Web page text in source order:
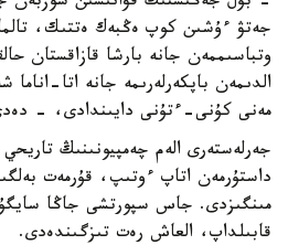
جەتۋ ءۇشىن كوپ ەڭبەك ەتتىك،
وتباسىممەن جانە بارشا قازاقستان
الدىمەن باپكەرلەرىمە جانە اتا-اناما
مەنى كۇنى-ءتۇنى دايىندادى، - دەدى
جەرلەستەرى الەم چەمپيونىنىڭ
داستۇرمەن اتاپ ءوتىپ، قۇرمەت
مىنگىزدى. جاس سپورتشى جاڭا
قابىلداپ، العاش رەت تىزگىندەدى.